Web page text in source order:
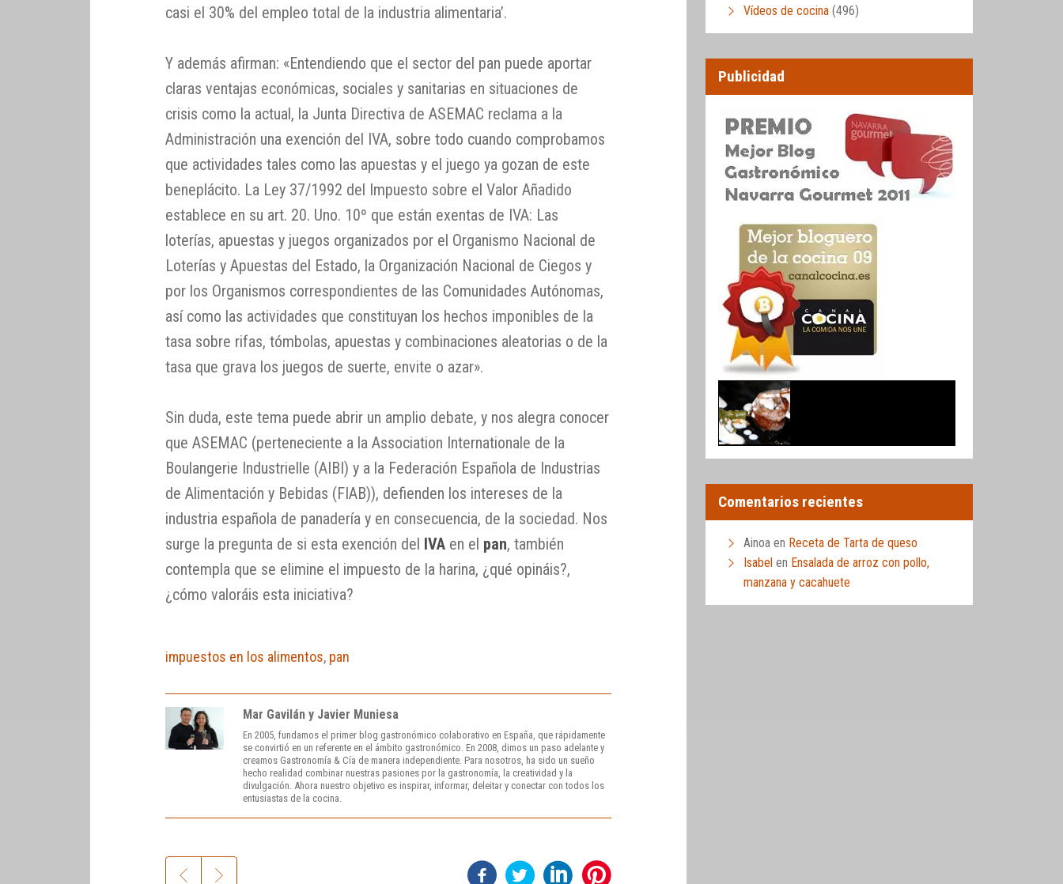
casi el 30% del empleo total de la industria alimentaria’.
Y además afirman: «Entendiendo que el sector del pan puede aportar
claras ventajas económicas, sociales y sanitarias en situaciones de
crisis como la actual, la Junta Directiva de ASEMAC reclama a la
Administración una exención del IVA, sobre todo cuando comprobamos
que actividades tales como las apuestas y el juego ya gozan de este
beneplácito. La Ley 37/1992 del Impuesto sobre el Valor Añadido
establece en su art. 20. Uno. 10º que están exentas de IVA: Las
loterías, apuestas y juegos organizados por el Organismo Nacional de
Loterías y Apuestas del Estado, la Organización Nacional de Ciegos y
por los Organismos correspondientes de las Comunidades Autónomas,
así como las actividades que constituyan los hechos imponibles de la
tasa sobre rifas, tómbolas, apuestas y combinaciones aleatorias o de la
tasa que grava los juegos de suerte, envite o azar».
Sin duda, este tema puede abrir un amplio debate, y nos alegra conocer
que ASEMAC (perteneciente a la Association Internationale de la
Boulangerie Industrielle (AIBI) y a la Federación Española de Industrias
de Alimentación y Bebidas (FIAB)), defienden los intereses de la
industria española de panadería y en consecuencia, de la sociedad. Nos
surge la pregunta de si esta exención del IVA en el pan, también
contempla que se elimine el impuesto de la harina, ¿qué opináis?,
¿cómo valoráis esta iniciativa?
impuestos en los alimentos, pan
Mar Gavilán y Javier Muniesa
En 2005, fundamos el primer blog gastronómico colaborativo en España, que rápidamente
se convirtió en un referente en el ámbito gastronómico. En 2008, dimos un paso adelante y
creamos Gastronomía & Cía de manera independiente. Para nosotros, ha sido un sueño
hecho realidad combinar nuestras pasiones por la gastronomía, la creatividad y la
divulgación. Ahora nuestro objetivo es inspirar, informar, deleitar y conectar con todos los
entusiastas de la cocina.
Vídeos de cocina (496)
Publicidad
Comentarios recientes
Ainoa en Receta de Tarta de queso
Isabel en Ensalada de arroz con pollo,
manzana y cacahuete